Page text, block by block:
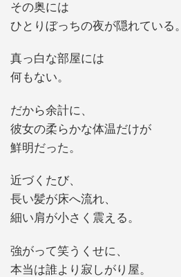
その奥には
ひとりぼっちの夜が隠れている。
真っ白な部屋には
何もない。
だから余計に、
彼女の柔らかな体温だけが
鮮明だった。
近づくたび、
長い髪が床へ流れ、
細い肩が小さく震える。
強がって笑うくせに、
本当は誰より寂しがり屋。